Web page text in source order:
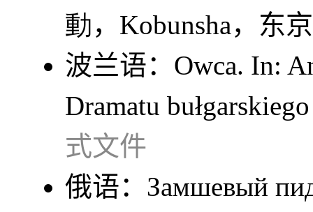
動，Kobunsha，东京
波兰语： Owca. In:
Dramatu bułgarskiego
式文件
俄语： Замшевый